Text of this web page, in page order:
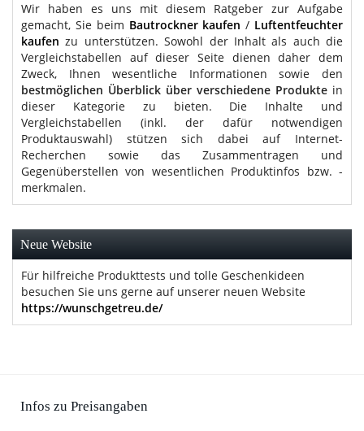
Wir haben es uns mit diesem Ratgeber zur Aufgabe
gemacht, Sie beim Bautrockner kaufen / Luftentfeuchter
kaufen zu unterstützen. Sowohl der Inhalt als auch die
Vergleichstabellen auf dieser Seite dienen daher dem
Zweck, Ihnen wesentliche Informationen sowie den
bestmöglichen Überblick über verschiedene Produkte in
dieser Kategorie zu bieten. Die Inhalte und
Vergleichstabellen (inkl. der dafür notwendigen
Produktauswahl) stützen sich dabei auf Internet-
Recherchen sowie das Zusammentragen und
Gegenüberstellen von wesentlichen Produktinfos bzw. -
merkmalen.
Neue Website
Für hilfreiche Produkttests und tolle Geschenkideen
besuchen Sie uns gerne auf unserer neuen Website
https://wunschgetreu.de/
Infos zu Preisangaben